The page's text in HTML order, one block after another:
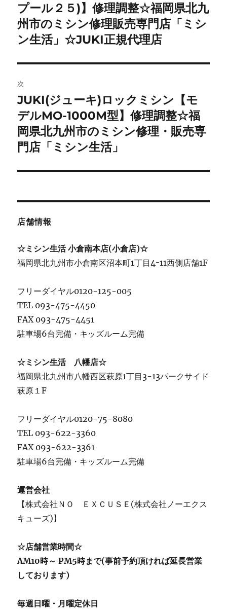
ナ
ビ
シ
ョ
ン
の
投
稿:
プール２５)】修理調整☆福岡県北九
州市のミシン修理販売専門店「ミシ
ン生活」☆JUKI正規代理店
次
次
の
投
稿:
JUKI(ジューキ)ロックミシン【モ
デルMO-1000M型】修理調整☆福
岡県北九州市のミシン修理・販売専
門店「ミシン生活」
店舗情報
☆ミシン生活 小倉南本店(小倉店)☆
福岡県北九州市小倉南区沼本町1丁目4ｰ11西側店舗1F
フリーダイヤル0120-125-005
TEL 093-475-4450
FAX 093-475-4451
駐車場6台完備・キッズルーム完備
☆ミシン生活 八幡店☆
福岡県北九州市八幡西区萩原1丁目3-13パークサイド
萩原１F
フリーダイヤル0120-75-8080
TEL 093-622-3360
FAX 093-622-3361
駐車場6台完備・キッズルーム完備
運営会社
【株式会社ＮＯ ＥＸＣＵＳＥ(株式会社ノーエクス
キューズ)】
☆店舗営業時間☆
AM10時～ PM5時まで(事前予約頂ければ延長営業
しております)
毎週日曜・月曜定休日